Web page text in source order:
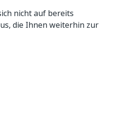
nicht auf bereits
die Ihnen weiterhin zur